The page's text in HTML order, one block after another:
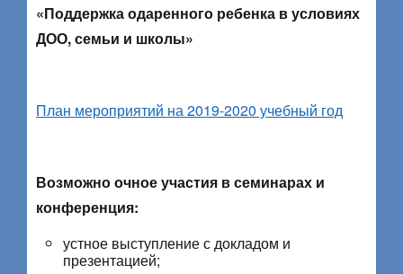
«Поддержка одаренного ребенка в условиях
ДОО, семьи и школы»
План мероприятий на 2019-2020 учебный год
Возможно очное участия в семинарах и
конференция:
устное выступление с докладом и
презентацией;